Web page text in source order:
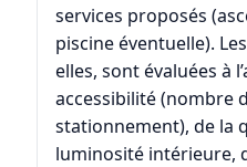
services proposés
piscine éventuelle).
elles, sont évaluées à
accessibilité (nombre
stationnement), de la
luminosité intérieure,